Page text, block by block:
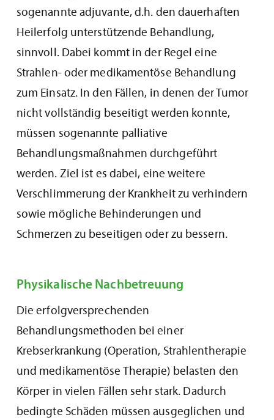
sogenannte adjuvante, d.h. den dauerhaften
Heilerfolg unterstützende Behandlung,
sinnvoll. Dabei kommt in der Regel eine
Strahlen- oder medikamentöse Behandlung
zum Einsatz. In den Fällen, in denen der Tumor
nicht vollständig beseitigt werden konnte,
müssen sogenannte palliative
Behandlungsmaßnahmen durchgeführt
werden. Ziel ist es dabei, eine weitere
Verschlimmerung der Krankheit zu verhindern
sowie mögliche Behinderungen und
Schmerzen zu beseitigen oder zu bessern.
Physikalische Nachbetreuung
Die erfolgversprechenden
Behandlungsmethoden bei einer
Krebserkrankung (Operation, Strahlentherapie
und medikamentöse Therapie) belasten den
Körper in vielen Fällen sehr stark. Dadurch
bedingte Schäden müssen ausgeglichen und